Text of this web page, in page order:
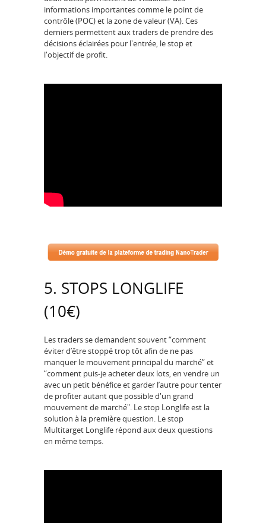
informations importantes comme le point de
contrôle (POC) et la zone de valeur (VA). Ces
derniers permettent aux traders de prendre des
décisions éclairées pour l'entrée, le stop et
l'objectif de profit.
5. STOPS LONGLIFE
(10€)
Les traders se demandent souvent “comment
éviter d’être stoppé trop tôt afin de ne pas
manquer le mouvement principal du marché” et
“comment puis-je acheter deux lots, en vendre un
avec un petit bénéfice et garder l’autre pour tenter
de profiter autant que possible d'un grand
mouvement de marché". Le stop Longlife est la
solution à la première question. Le stop
Multitarget Longlife répond aux deux questions
en même temps.